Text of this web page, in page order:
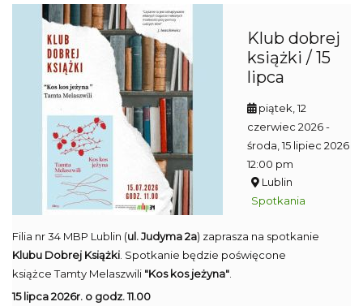
Klub dobrej
książki / 15
lipca
piątek, 12
czerwiec 2026-
środa, 15 lipiec 2026
12:00 pm
Lublin
Spotkania
Filia nr 34 MBP Lublin (ul. Judyma 2a) zaprasza na spotkanie
Klubu Dobrej Książki . Spotkanie będzie poświęcone
książce Tamty Melaszwili "Kos kos jeżyna"
15 lipca 2026r. o godz. 11.00